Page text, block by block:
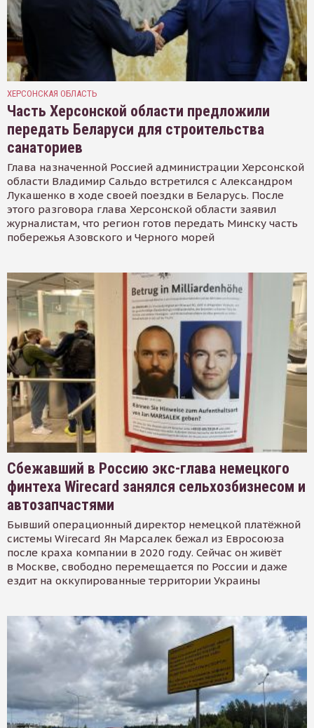
ХЕРСОНСКАЯ ОБЛАСТЬ
Часть Херсонской области предложили
передать Беларуси для строительства
санаториев
Глава назначенной Россией администрации Херсонской
области Владимир Сальдо встретился с Александром
Лукашенко в ходе своей поездки в Беларусь. После
этого разговора глава Херсонской области заявил
журналистам, что регион готов передать Минску часть
побережья Азовского и Черного морей
Сбежавший в Россию экс-глава немецкого
финтеха Wirecard занялся сельхозбизнесом и
автозапчастями
Бывший операционный директор немецкой платёжной
системы Wirecard Ян Марсалек бежал из Евросоюза
после краха компании в 2020 году. Сейчас он живёт
в Москве, свободно перемещается по России и даже
ездит на оккупированные территории Украины